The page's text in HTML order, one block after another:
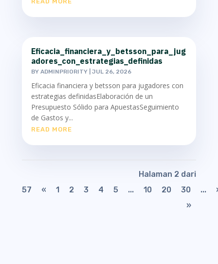
Eficacia_financiera_y_betsson_para_jug
adores_con_estrategias_definidas
BY ADMINPRIORITY| JUL 26, 2026
Eficacia financiera y betsson para jugadores con
estrategias definidasElaboración de un
Presupuesto Sólido para ApuestasSeguimiento
de Gastos y...
READ MORE
Halaman 2 dari
57
« 1 2 3 4 5 ... 10 20 30 ...
»